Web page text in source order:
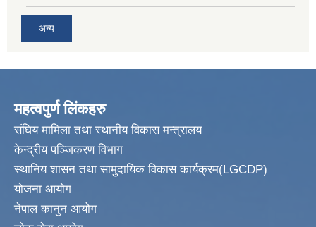
अन्य
महत्वपुर्ण लिंकहरु
संघिय मामिला तथा स्थानीय विकास मन्त्रालय
केन्द्रीय पञ्जिकरण विभाग
स्थानिय शासन तथा सामुदायिक विकास कार्यक्रम(LGCDP)
योजना आयोग
नेपाल कानुन आयोग